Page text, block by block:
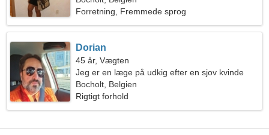
Forretning, Fremmede sprog
Dorian
45 år, Vægten
Jeg er en læge på udkig efter en sjov kvinde
Bocholt, Belgien
Rigtigt forhold